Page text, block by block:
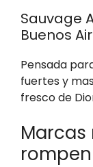
Sauvage
Buenos
Pensada
fuertes y
fresco de